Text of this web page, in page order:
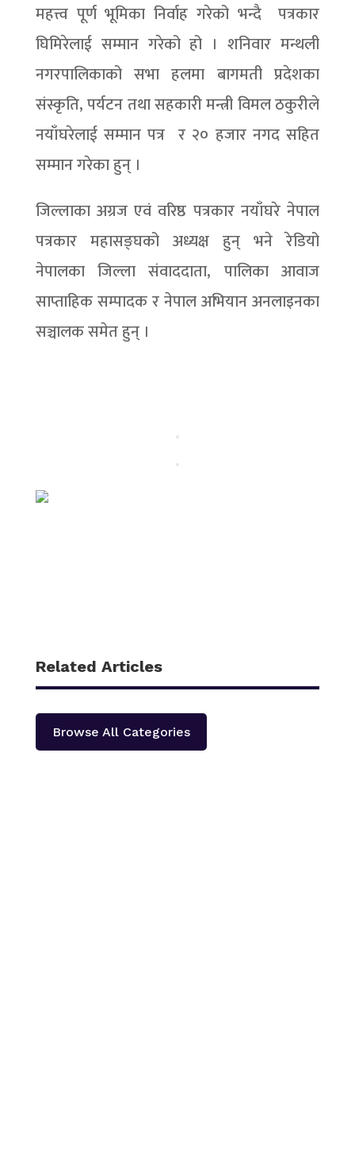
महत्त्व पूर्ण भूमिका निर्वाह गरेको भन्दै पत्रकार
घिमिरेलाई सम्मान गरेको हो । शनिवार मन्थली
नगरपालिकाको सभा हलमा बागमती प्रदेशका
संस्कृति, पर्यटन तथा सहकारी मन्त्री विमल ठकुरीले
नयाँघरेलाई सम्मान पत्र र २० हजार नगद सहित
सम्मान गरेका हुन् ।
जिल्लाका अग्रज एवं वरिष्ठ पत्रकार नयाँघरे नेपाल
पत्रकार महासङ्घको अध्यक्ष हुन् भने रेडियो
नेपालका जिल्ला संवाददाता, पालिका आवाज
साप्ताहिक सम्पादक र नेपाल अभियान अनलाइनका
सञ्चालक समेत हुन् ।
Related Articles
Browse All Categories